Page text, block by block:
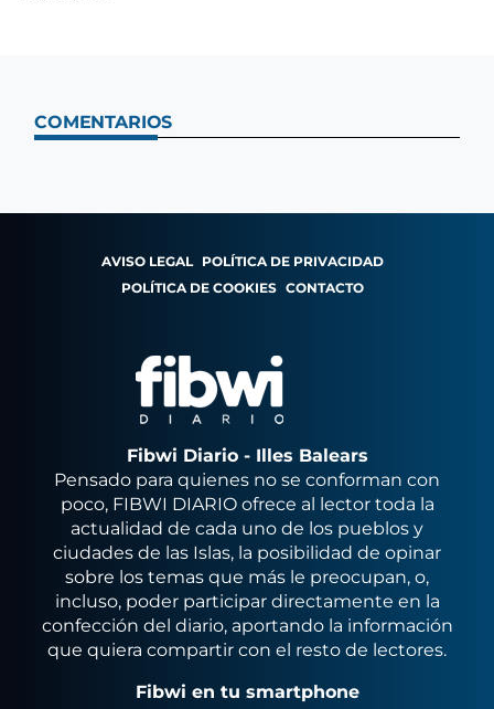
COMENTARIOS
AVISO LEGAL POLÍTICA DE PRIVACIDAD
POLÍTICA DE COOKIES CONTACTO
Fibwi Diario - Illes Balears
Pensado para quienes no se conforman con
poco, FIBWI DIARIO ofrece al lector toda la
actualidad de cada uno de los pueblos y
ciudades de las Islas, la posibilidad de opinar
sobre los temas que más le preocupan, o,
incluso, poder participar directamente en la
confección del diario, aportando la información
que quiera compartir con el resto de lectores.
Fibwi en tu smartphone